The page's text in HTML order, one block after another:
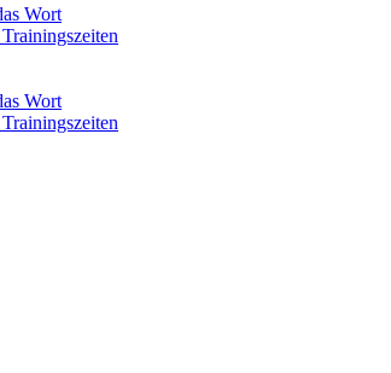
Wort
Wort